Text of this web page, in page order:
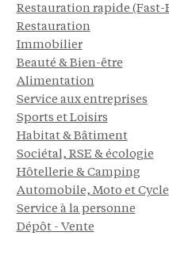
Restauration rapide (Fast-
Restauration
Immobilier
Beauté & Bien-être
Alimentation
Service aux entreprises
Sports et Loisirs
Habitat & Bâtiment
Sociétal, RSE & écologie
Hôtellerie & Camping
Automobile, Moto et Cycle
Service à la personne
Dépôt - Vente